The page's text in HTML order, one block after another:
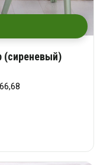
(сиреневый)